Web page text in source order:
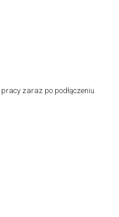
zaraz po podłączeniu